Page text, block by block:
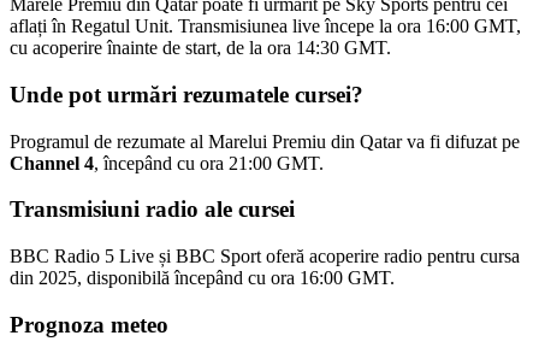
Marele Premiu din Qatar poate fi urmărit pe Sky Sports pentru cei
aflați în Regatul Unit. Transmisiunea live începe la ora 16:00 GMT,
cu acoperire înainte de start, de la ora 14:30 GMT.
Unde pot urmări rezumatele cursei?
Programul de rezumate al Marelui Premiu din Qatar va fi difuzat pe
Channel 4, începând cu ora 21:00 GMT.
Transmisiuni radio ale cursei
BBC Radio 5 Live și BBC Sport oferă acoperire radio pentru cursa
din 2025, disponibilă începând cu ora 16:00 GMT.
Prognoza meteo